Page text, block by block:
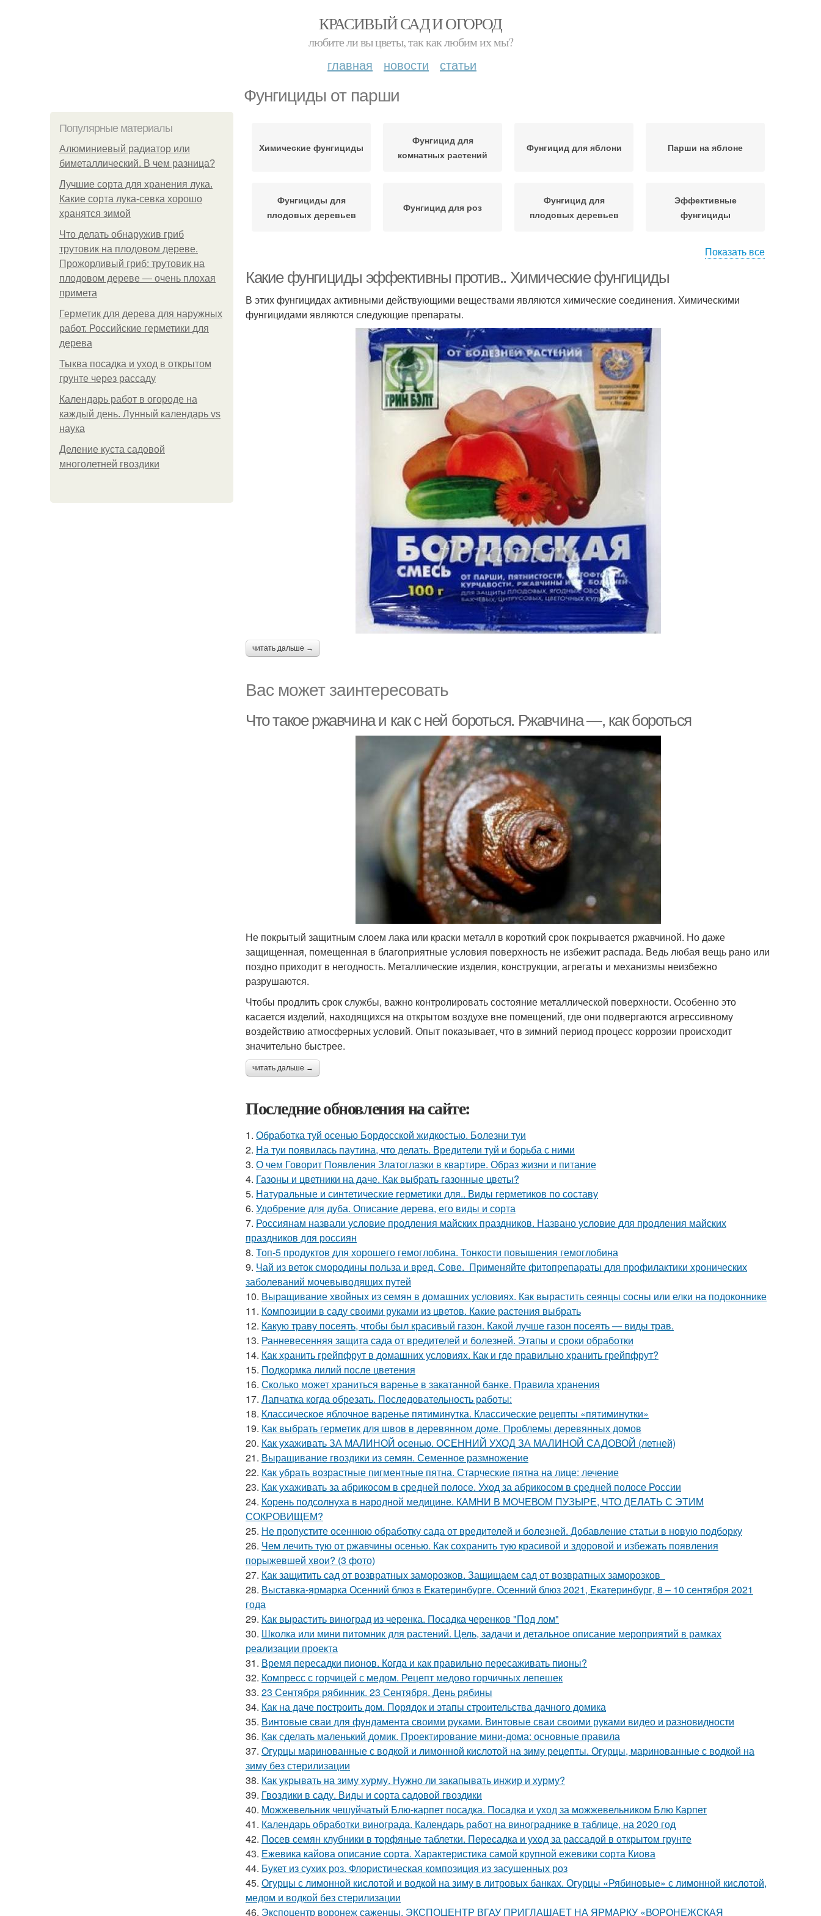
КРАСИВЫЙ САД И ОГОРОД
любите ли вы цветы, так как любим их мы?
главная новости статьи
Фунгициды от парши
Популярные материалы
Алюминиевый радиатор или
биметаллический. В чем разница?
Лучшие сорта для хранения лука.
Какие сорта лука-севка хорошо
хранятся зимой
Что делать обнаружив гриб
трутовик на плодовом дереве.
Прожорливый гриб: трутовик на
плодовом дереве — очень плохая
примета
Герметик для дерева для наружных
работ. Российские герметики для
дерева
Тыква посадка и уход в открытом
грунте через рассаду
Календарь работ в огороде на
каждый день. Лунный календарь vs
наука
Деление куста садовой
многолетней гвоздики
Химические фунгициды
Фунгицид для
комнатных растений
Фунгицид для яблони Парши на яблоне
Фунгициды для
плодовых деревьев
Фунгицид для роз
Фунгицид для
плодовых деревьев
Эффективные
фунгициды
Показать все
Какие фунгициды эффективны против.. Химические фунгициды
В этих фунгицидах активными действующими веществами являются химические соединения. Химическими
фунгицидами являются следующие препараты.
читать дальше →
Вас может заинтересовать
Что такое ржавчина и как с ней бороться. Ржавчина —, как бороться
Не покрытый защитным слоем лака или краски металл в короткий срок покрывается ржавчиной. Но даже
защищенная, помещенная в благоприятные условия поверхность не избежит распада. Ведь любая вещь рано или
поздно приходит в негодность. Металлические изделия, конструкции, агрегаты и механизмы неизбежно
разрушаются.
Чтобы продлить срок службы, важно контролировать состояние металлической поверхности. Особенно это
касается изделий, находящихся на открытом воздухе вне помещений, где они подвергаются агрессивному
воздействию атмосферных условий. Опыт показывает, что в зимний период процесс коррозии происходит
значительно быстрее.
читать дальше →
Последние обновления на сайте:
1. Обработка туй осенью Бордосской жидкостью. Болезни туи
2. На туи появилась паутина, что делать. Вредители туй и борьба с ними
3. О чем Говорит Появления Златоглазки в квартире. Образ жизни и питание
4. Газоны и цветники на даче. Как выбрать газонные цветы?
5. Натуральные и синтетические герметики для.. Виды герметиков по составу
6. Удобрение для дуба. Описание дерева, его виды и сорта
7. Россиянам назвали условие продления майских праздников. Названо условие для продления майских
праздников для россиян
8. Топ-5 продуктов для хорошего гемоглобина. Тонкости повышения гемоглобина
9. Чай из веток смородины польза и вред. Сове. Применяйте фитопрепараты для профилактики хронических
заболеваний мочевыводящих путей
10. Выращивание хвойных из семян в домашних условиях. Как вырастить сеянцы сосны или елки на подоконнике
11. Композиции в саду своими руками из цветов. Какие растения выбрать
12. Какую траву посеять, чтобы был красивый газон. Какой лучше газон посеять — виды трав.
13. Ранневесенняя защита сада от вредителей и болезней. Этапы и сроки обработки
14. Как хранить грейпфрут в домашних условиях. Как и где правильно хранить грейпфрут?
15. Подкормка лилий после цветения
16. Сколько может храниться варенье в закатанной банке. Правила хранения
17. Лапчатка когда обрезать. Последовательность работы:
18. Классическое яблочное варенье пятиминутка. Классические рецепты «пятиминутки»
19. Как выбрать герметик для швов в деревянном доме. Проблемы деревянных домов
20. Как ухаживать ЗА МАЛИНОЙ осенью. ОСЕННИЙ УХОД ЗА МАЛИНОЙ САДОВОЙ (летней)
21. Выращивание гвоздики из семян. Семенное размножение
22. Как убрать возрастные пигментные пятна. Старческие пятна на лице: лечение
23. Как ухаживать за абрикосом в средней полосе. Уход за абрикосом в средней полосе России
24. Корень подсолнуха в народной медицине. КАМНИ В МОЧЕВОМ ПУЗЫРЕ, ЧТО ДЕЛАТЬ С ЭТИМ
СОКРОВИЩЕМ?
25. Не пропустите осеннюю обработку сада от вредителей и болезней. Добавление статьи в новую подборку
26. Чем лечить тую от ржавчины осенью. Как сохранить тую красивой и здоровой и избежать появления
порыжевшей хвои? (3 фото)
27. Как защитить сад от возвратных заморозков. Защищаем сад от возвратных заморозков
28. Выставка-ярмарка Осенний блюз в Екатеринбурге. Осенний блюз 2021, Екатеринбург, 8 – 10 сентября 2021
года
29. Как вырастить виноград из черенка. Посадка черенков "Под лом"
30. Школка или мини питомник для растений. Цель, задачи и детальное описание мероприятий в рамках
реализации проекта
31. Время пересадки пионов. Когда и как правильно пересаживать пионы?
32. Компресс с горчицей с медом. Рецепт медово горчичных лепешек
33. 23 Сентября рябинник. 23 Сентября. День рябины
34. Как на даче построить дом. Порядок и этапы строительства дачного домика
35. Винтовые сваи для фундамента своими руками. Винтовые сваи своими руками видео и разновидности
36. Как сделать маленький домик. Проектирование мини-дома: основные правила
37. Огурцы маринованные с водкой и лимонной кислотой на зиму рецепты. Огурцы, маринованные с водкой на
зиму без стерилизации
38. Как укрывать на зиму хурму. Нужно ли закапывать инжир и хурму?
39. Гвоздики в саду. Виды и сорта садовой гвоздики
40. Можжевельник чешуйчатый Блю-карпет посадка. Посадка и уход за можжевельником Блю Карпет
41. Календарь обработки винограда. Календарь работ на винограднике в таблице, на 2020 год
42. Посев семян клубники в торфяные таблетки. Пересадка и уход за рассадой в открытом грунте
43. Ежевика кайова описание сорта. Характеристика самой крупной ежевики сорта Киова
44. Букет из сухих роз. Флористическая композиция из засушенных роз
45. Огурцы с лимонной кислотой и водкой на зиму в литровых банках. Огурцы «Рябиновые» с лимонной кислотой,
медом и водкой без стерилизации
46. Экспоцентр воронеж саженцы. ЭКСПОЦЕНТР ВГАУ ПРИГЛАШАЕТ НА ЯРМАРКУ «ВОРОНЕЖСКАЯ